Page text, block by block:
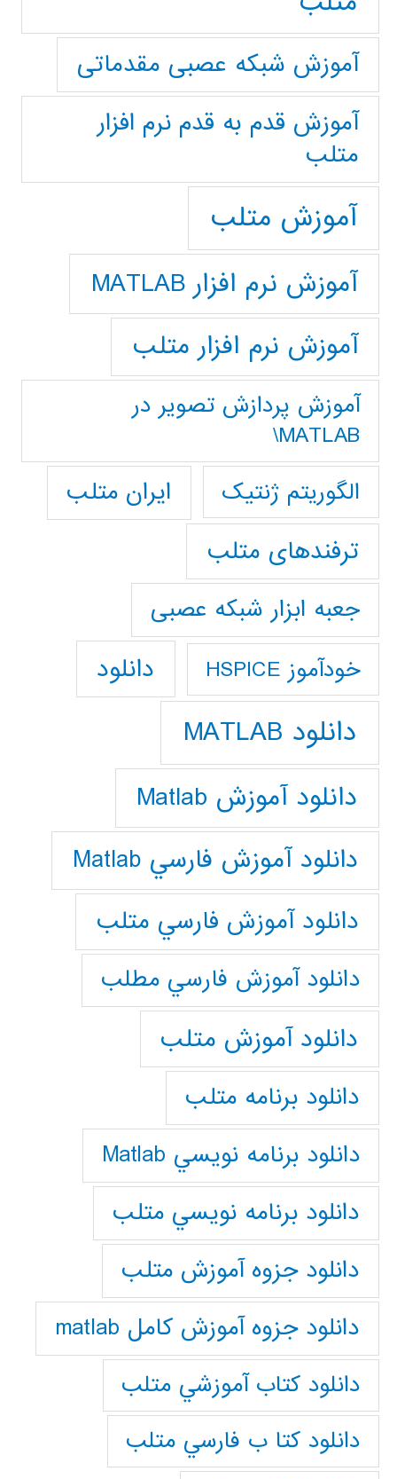
آموزش شبکه عصبی مقدماتی
آموزش قدم به قدم نرم افزار
متلب
آموزش متلب
آموزش نرم افزار MATLAB
آموزش نرم افزار متلب
آموزش پردازش تصوير در
MATLAB\
الگوریتم ژنتیک
ایران متلب
ترفندهای متلب
جعبه ابزار شبکه عصبی
خودآموز HSPICE دانلود
دانلود MATLAB
دانلود آموزش Matlab
دانلود آموزش فارسي Matlab
دانلود آموزش فارسي متلب
دانلود آموزش فارسي مطلب
دانلود آموزش متلب
دانلود برنامه متلب
دانلود برنامه نويسي Matlab
دانلود برنامه نويسي متلب
دانلود جزوه آموزش متلب
دانلود جزوه آموزش کامل matlab
دانلود كتاب آموزشي متلب
دانلود كتا ب فارسي متلب